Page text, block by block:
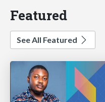
Featured
See All Featured